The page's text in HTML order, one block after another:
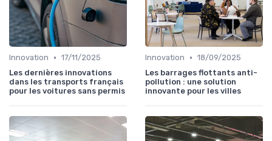
Innovation • 17/11/2025
Les dernières innovations
dans les transports français
pour les voitures sans permis
Innovation • 18/09/2025
Les barrages flottants anti-
pollution : une solution
innovante pour les villes